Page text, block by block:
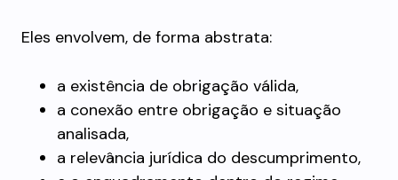
Eles envolvem, de forma abstrata:
a existência de obrigação válida,
a conexão entre obrigação e situação
analisada,
a relevância jurídica do descumprimento,